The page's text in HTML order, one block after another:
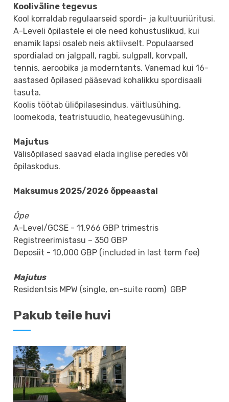
Kooliväline tegevus
Kool korraldab regulaarseid spordi- ja kultuuriüritusi.
A-Leveli õpilastele ei ole need kohustuslikud, kui
enamik lapsi osaleb neis aktiivselt. Populaarsed
spordialad on jalgpall, ragbi, sulgpall, korvpall,
tennis, aeroobika ja moderntants. Vanemad kui 16-
aastased õpilased pääsevad kohalikku spordisaali
tasuta.
Koolis töötab üliõpilasesindus, väitlusühing,
loomekoda, teatristuudio, heategevusühing.
Majutus
Välisõpilased saavad elada inglise peredes või
õpilaskodus.
Maksumus 2025/2026 õppeaastal
Õpe
A-Level/GCSE - 11,966 GBP trimestris
Registreerimistasu – 350 GBP
Deposiit - 10,000 GBP (included in last term fee)
Majutus
Residentsis MPW (single, en-suite room) GBP
Pakub teile huvi